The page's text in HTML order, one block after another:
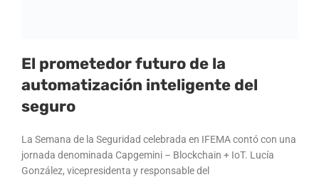
El prometedor futuro de la
automatización inteligente del
seguro
La Semana de la Seguridad celebrada en IFEMA contó con una
jornada denominada Capgemini – Blockchain + IoT. Lucía
González, vicepresidenta y responsable del